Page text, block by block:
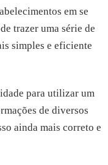
em se
trazer uma série de
simples e eficiente
para utilizar um
de diversos
ainda mais correto e